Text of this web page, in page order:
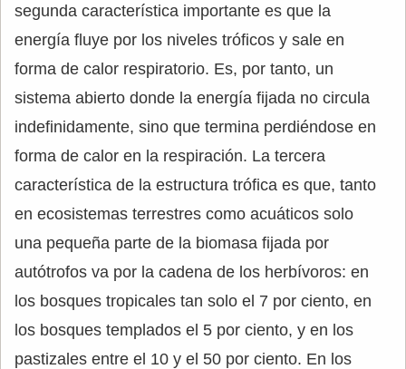
segunda característica importante es que la
energía fluye por los niveles tróficos y sale en
forma de calor respiratorio. Es, por tanto, un
sistema abierto donde la energía fijada no circula
indefinidamente, sino que termina perdiéndose en
forma de calor en la respiración. La tercera
característica de la estructura trófica es que, tanto
en ecosistemas terrestres como acuáticos solo
una pequeña parte de la biomasa fijada por
autótrofos va por la cadena de los herbívoros: en
los bosques tropicales tan solo el 7 por ciento, en
los bosques templados el 5 por ciento, y en los
pastizales entre el 10 y el 50 por ciento. En los